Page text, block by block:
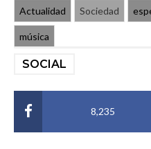
Actualidad Sociedad
música
SOCIAL
8,235